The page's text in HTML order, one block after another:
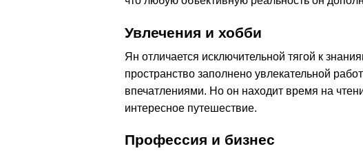
Увлечения и хобби
Ян отличается исключительной тягой к
пространство заполнено увлекательной
впечатлениями. Но он находит время на
интересное путешествие.
Профессия и бизнес